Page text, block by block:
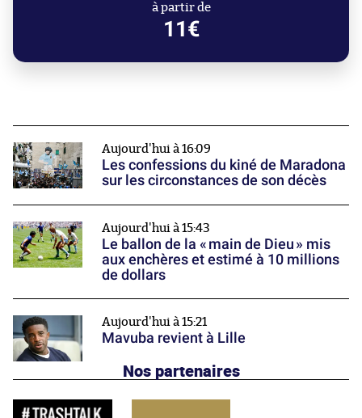
à partir de
11€
Aujourd'hui à 16:09
Les confessions du kiné de Maradona
sur les circonstances de son décès
Aujourd'hui à 15:43
Le ballon de la « main de Dieu » mis
aux enchères et estimé à 10 millions
de dollars
Aujourd'hui à 15:21
Mavuba revient à Lille
Nos partenaires